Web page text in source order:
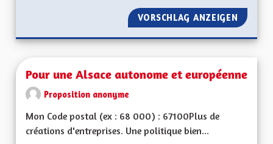
VORSCHLAG ANZEIGEN
Pour une Alsace autonome et européenne
Proposition anonyme
Mon Code postal (ex : 68 000) : 67100Plus de
créations d'entreprises. Une politique bien...